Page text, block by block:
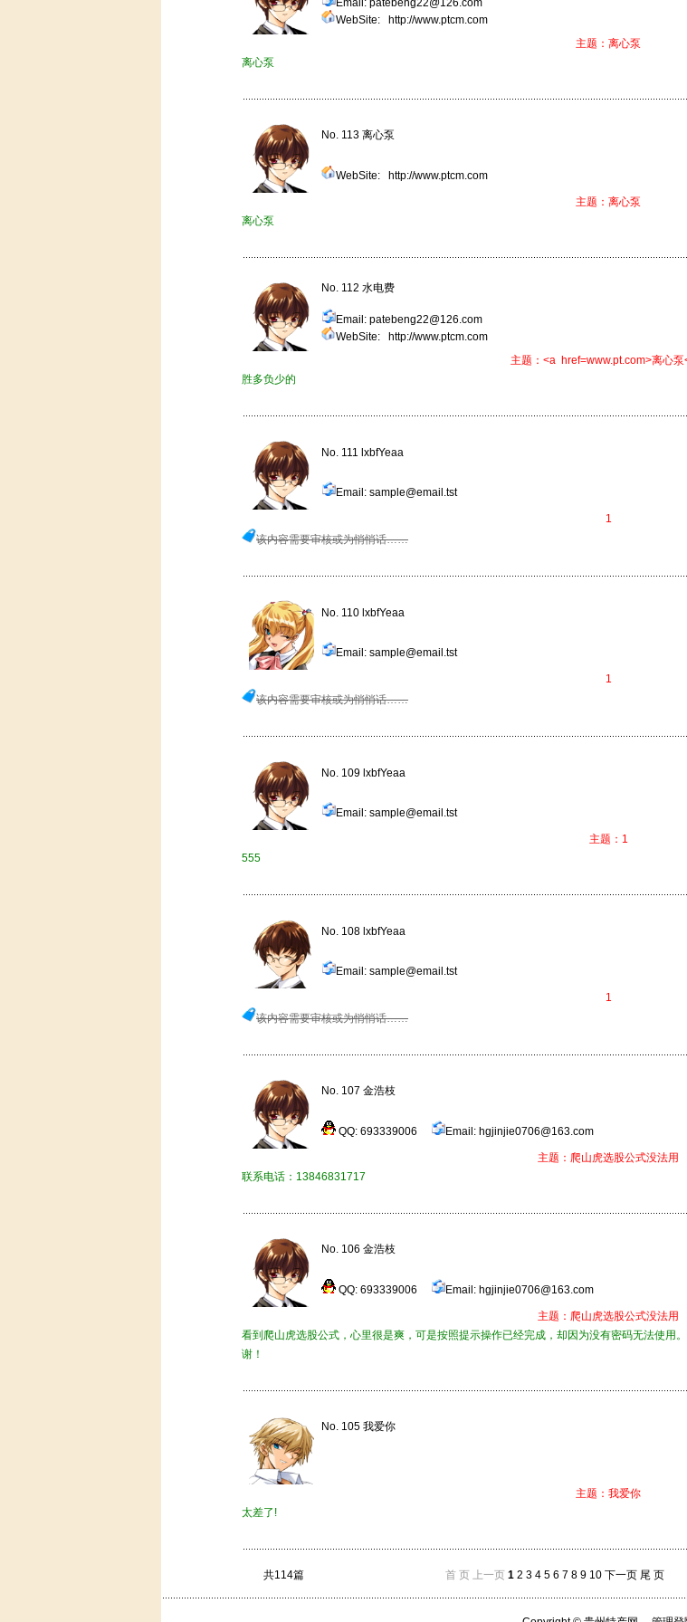
Email: patebeng22@126.com
WebSite: http://www.ptcm.com
主题：离心泵
离心泵
No. 113 离心泵
WebSite: http://www.ptcm.com
主题：离心泵
离心泵
No. 112 水电费
Email: patebeng22@126.com
WebSite: http://www.ptcm.com
主题：<a href=www.pt.com>离心泵
胜多负少的
No. 111 lxbfYeaa
Email: sample@email.tst
1
该内容需要审核或为悄悄话……
No. 110 lxbfYeaa
Email: sample@email.tst
1
该内容需要审核或为悄悄话……
No. 109 lxbfYeaa
Email: sample@email.tst
主题：1
555
No. 108 lxbfYeaa
Email: sample@email.tst
1
该内容需要审核或为悄悄话……
No. 107 金浩枝
QQ: 693339006 Email: hgjinjie0706@163.com
主题：爬山虎选股公式没法用
联系电话：13846831717
No. 106 金浩枝
QQ: 693339006 Email: hgjinjie0706@163.com
主题：爬山虎选股公式没法用
看到爬山虎选股公式，心里很是爽，可是按照提示操作已经完成，却因为没有密码无法使用
谢！
No. 105 我爱你
主题：我爱你
太差了!
共114篇 首 页 上一页 1 2 3 4 5 6 7 8 9 10 下一页 尾 页